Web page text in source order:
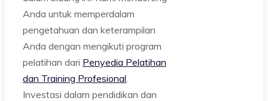
Anda untuk memperdalam
pengetahuan dan keterampilan
Anda dengan mengikuti program
pelatihan dari Penyedia Pelatihan
dan Training Profesional
Investasi dalam pendidikan dan